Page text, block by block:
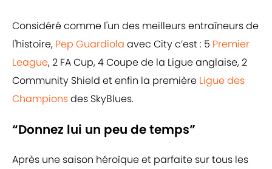
Considéré comme l'un des meilleurs entraîneurs de
l'histoire, Pep Guardiola avec City c’est : 5 Premier
League, 2 FA Cup, 4 Coupe de la Ligue anglaise, 2
Community Shield et enfin la première Ligue des
Championsdes SkyBlues.
“Donnez lui un peu de temps”
Après une saison héroïque et parfaite sur tous les